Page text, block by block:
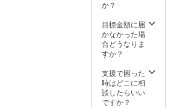
プレー
ト リ
ターン
緒にお
送りい
たしま
す。
意させ
だきま
す。
グッズ
の詳細
までに
別途お
知らせ
させて
させて
きま
す。 ③
フラ
ワース
(名前掲
載 ) 当
日会場
にある
別支援
してお
名前を
記載さ
せてい
ます。
また、
作成し
た集合
か？
目標金額に届
かなかった場
合どうなりま
すか？
支援で困った
時はどこに相
談したらいい
ですか？